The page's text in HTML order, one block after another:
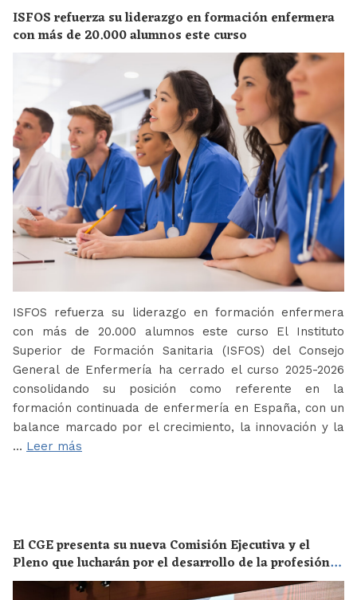
ISFOS refuerza su liderazgo en formación enfermera
con más de 20.000 alumnos este curso
ISFOS refuerza su liderazgo en formación enfermera
con más de 20.000 alumnos este curso El Instituto
Superior de Formación Sanitaria (ISFOS) del Consejo
General de Enfermería ha cerrado el curso 2025-2026
consolidando su posición como referente en la
formación continuada de enfermería en España, con un
balance marcado por el crecimiento, la innovación y la
… Leer más
El CGE presenta su nueva Comisión Ejecutiva y el
Pleno que lucharán por el desarrollo de la profesión
en los próximos años